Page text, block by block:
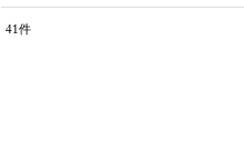
41件